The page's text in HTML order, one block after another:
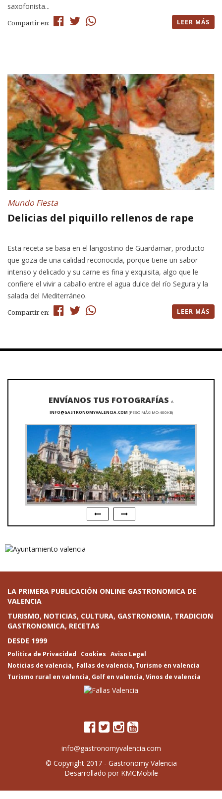
saxofonista...
Compartir en: LEER MÁS
Mundo Fiesta
Delicias del piquillo rellenos de rape
Esta receta se basa en el langostino de Guardamar, producto
que goza de una calidad reconocida, porque tiene un sabor
intenso y delicado y su carne es fina y exquisita, algo que le
confiere el vivir a caballo entre el agua dulce del río Segura y la
salada del Mediterráneo.
Compartir en: LEER MÁS
ENVÍANOS TUS FOTOGRAFÍAS A
INFO@GASTRONOMYVALENCIA.COM (PESO MÁXIMO 400KB)
LA PRIMERA PUBLICACIÓN ONLINE GASTRONOMICA DE
VALENCIA
TURISMO, NOTICIAS, CULTURA, GASTRONOMIA, TRADICION
GASTRONOMICA, RECETAS
DESDE 1999
Politica de Privacidad Cookies Aviso Legal
Noticias de valencia, Fallas de valencia, Turismo en valencia
Turismo rural en valencia, Golf en valencia,Vinos de valencia
info@gastronomyvalencia.com
© Copyright 2017 - Gastronomy Valencia
Desarrollado por KMCMobile